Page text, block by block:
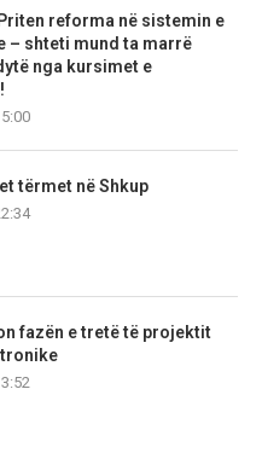
reforma në sistemin e
– shteti mund ta marrë
nga kursimet e
tërmet në Shkup
fazën e tretë të projektit